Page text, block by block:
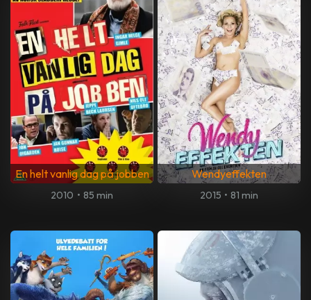
En helt vanlig dag på jobben
2010 • 85 min
Wendyeffekten
2015 • 81 min